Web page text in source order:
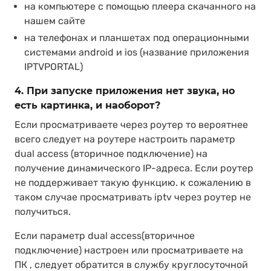
на компьютере с помощью плеера скачанного на
нашем сайте
на телефонах и планшетах под операционными
системами android и ios (название приложения
IPTVPORTAL)
4. При запуске приложения нет звука, но
есть картинка, и наоборот?
Если просматриваете через роутер то вероятнее
всего следует на роутере настроить параметр
dual access (вторичное подключение) на
получение динамического IP-адреса. Если роутер
не поддерживает такую функцию. к сожалению в
таком случае просматривать iptv через роутер не
получиться.
Если параметр dual access(вторичное
подключение) настроен или просматриваете на
ПК , следует обратится в службу круглосуточной